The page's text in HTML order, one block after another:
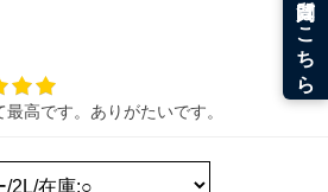
がございます。また、お客様がご使用の環境（コ
の色味が若干異なる場合がございます。予めご了承
庫を共用しておりますので店頭での売り違い、店
客様にご迷惑をお掛けしてしまう場合がございま
に努めておりますが、もしあった場合速やかにご
高です。ありがたいです。